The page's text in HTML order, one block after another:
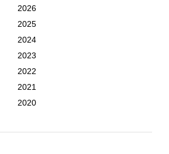
2026
2025
2024
2023
2022
2021
2020